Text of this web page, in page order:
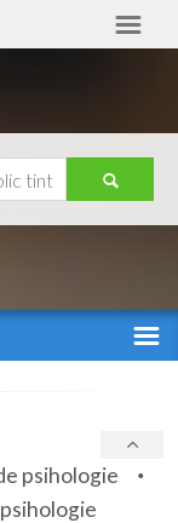
psihologie